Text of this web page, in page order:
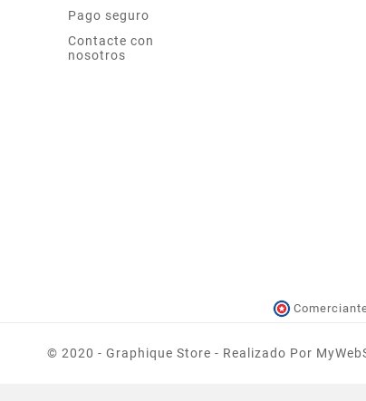
Pago seguro
Contacte con
nosotros
© 2020 - Graphique Store - Realizado Por